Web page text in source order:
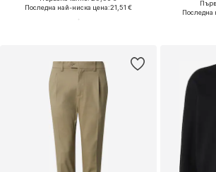
Последна най-ниска цена:21,51 €
Последна